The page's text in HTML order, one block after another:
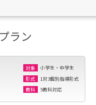
ラン
対象
小学生・中学生
形式
1対3個別指導形式
教科
5教科対応